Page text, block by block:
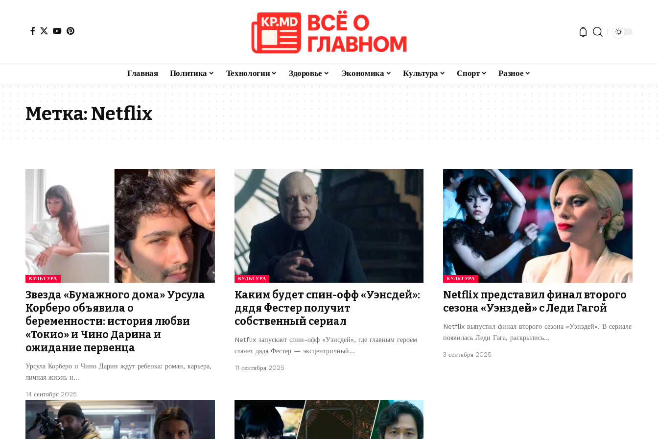
Главная Политика Технологии Здоровье Экономика Культура Спорт Разное
Метка:Netflix
КУЛЬТУРА
Звезда «Бумажного дома» Урсула
Корберо объявила о
беременности: история любви
«Токио» и Чино Дарина и
ожидание первенца
Урсула Корберо и Чино Дарин ждут ребенка: роман, карьера,
личная жизнь и…
14 сентября 2025
КУЛЬТУРА
Каким будет спин-офф «Уэнсдей»:
дядя Фестер получит
собственный сериал
Netflix запускает спин-офф «Уэнсдей», где главным героем
станет дядя Фестер — эксцентричный…
11 сентября 2025
КУЛЬТУРА
Netflix представил финал второго
сезона «Уэнздей» с Леди Гагой
Netflix выпустил финал второго сезона «Уэнздей». В сериале
появилась Леди Гага, раскрылись…
3 сентября 2025